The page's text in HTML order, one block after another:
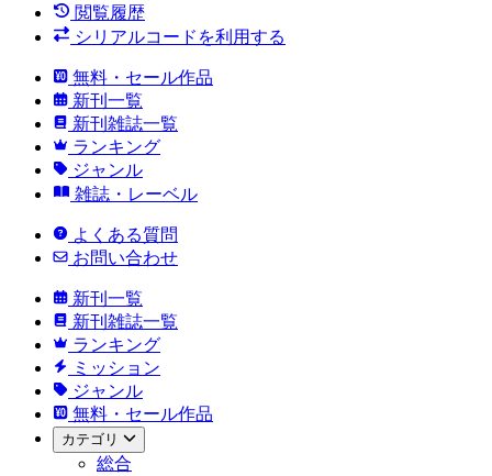
閲覧履歴
シリアルコードを利用する
無料・セール作品
新刊一覧
新刊雑誌一覧
ランキング
ジャンル
雑誌・レーベル
よくある質問
お問い合わせ
新刊一覧
新刊雑誌一覧
ランキング
ミッション
ジャンル
無料・セール作品
カテゴリ
総合